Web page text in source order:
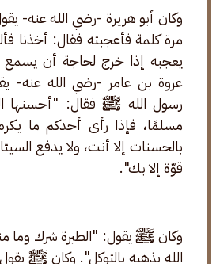
وكان أبو هريرة -رضي الله عنه-
مرة كلمة فأعجبته فقال:
يعجبه إذا خرج لحاجة أن يسمع
عروة بن عامر -رضي الله عنه-
رسول الله ﷺ فقال: "أحسنها
مسلمًا، فإذا رأى أحدكم ما
بالحسنات إلا أنت، ولا يدفع
قوّة إلا بك".
وكان ﷺ يقول: "الطيرة شرك وما
الله يذهبه بالتوكل". وكان ﷺ